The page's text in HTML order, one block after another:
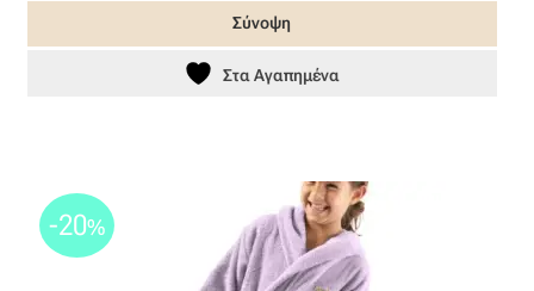
45,00 €. είναι:
Σύνοψη
Στα Αγαπημένα
-20%